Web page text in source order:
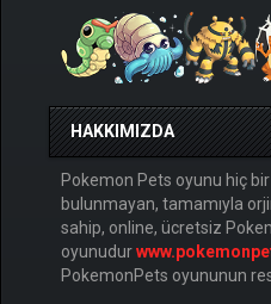
HAKKIMIZDA
Pokemon Pets oyunu hiç
bulunmayan, tamamıyla
sahip, online, ücretsiz
oyunudur
PokemonPets oyununun